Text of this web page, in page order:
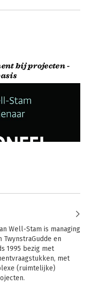
bij projecten -
Well-Stam is managing
en
1995 bezig met
met
(ruimtelijke)